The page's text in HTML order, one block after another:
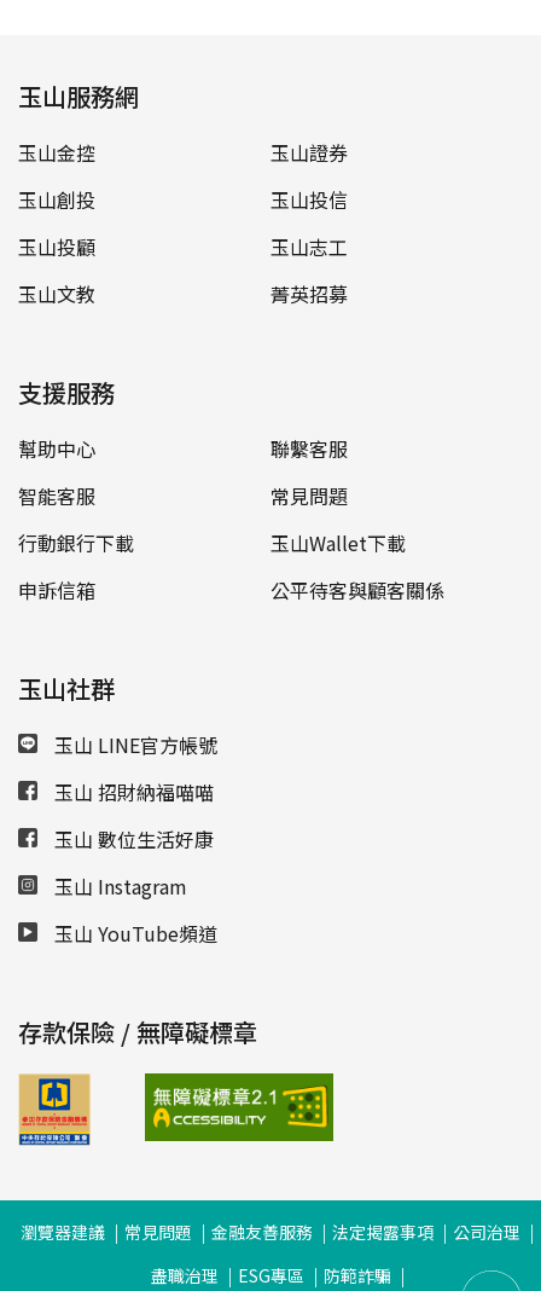
玉山服務網
玉山金控
玉山證券
玉山創投
玉山投信
玉山投顧
玉山志工
玉山文教
菁英招募
支援服務
幫助中心
聯繫客服
智能客服
常見問題
行動銀行下載
玉山Wallet下載
申訴信箱
公平待客與顧客關係
玉山社群
玉山 LINE官方帳號
玉山 招財納福喵喵
玉山 數位生活好康
玉山 Instagram
玉山 YouTube頻道
存款保險 / 無障礙標章
瀏覽器建議 常見問題 金融友善服務 法定揭露事項
公司治理
盡職治理
ESG專區 防範詐騙